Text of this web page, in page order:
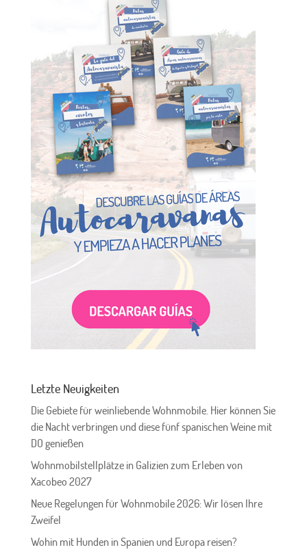
Letzte Neuigkeiten
Die Gebiete für weinliebende Wohnmobile. Hier können Sie
die Nacht verbringen und diese fünf spanischen Weine mit
DO genießen
Wohnmobilstellplätze in Galizien zum Erleben von
Xacobeo 2027
Neue Regelungen für Wohnmobile 2026: Wir lösen Ihre
Zweifel
Wohin mit Hunden in Spanien und Europa reisen?